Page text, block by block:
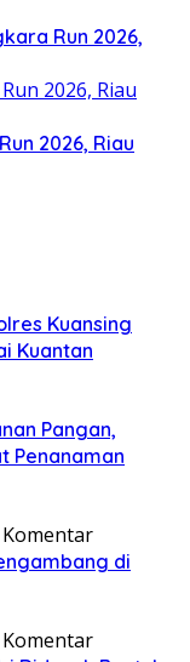
Run 2026,
2026, Riau
Kuansing
Kuantan
Pangan,
Penanaman
di